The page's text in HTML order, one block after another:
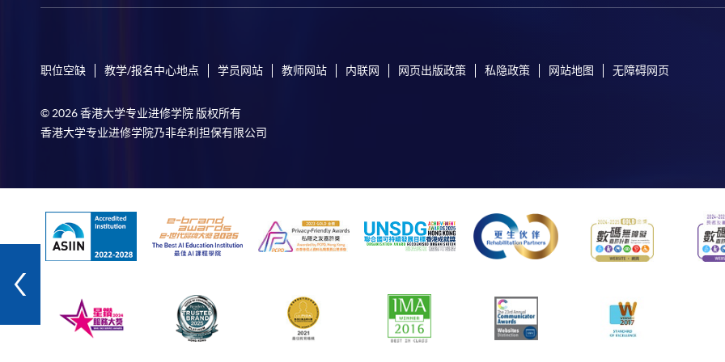
职位空缺 教学/报名中心地点 学员网站 教师网站 内联网 网页出版政策 私隐政策 网站地图 无障碍网页
© 2026 香港大学专业进修学院 版权所有
香港大学专业进修学院乃非牟利担保有限公司